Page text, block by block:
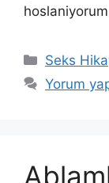
Seks
Yorum